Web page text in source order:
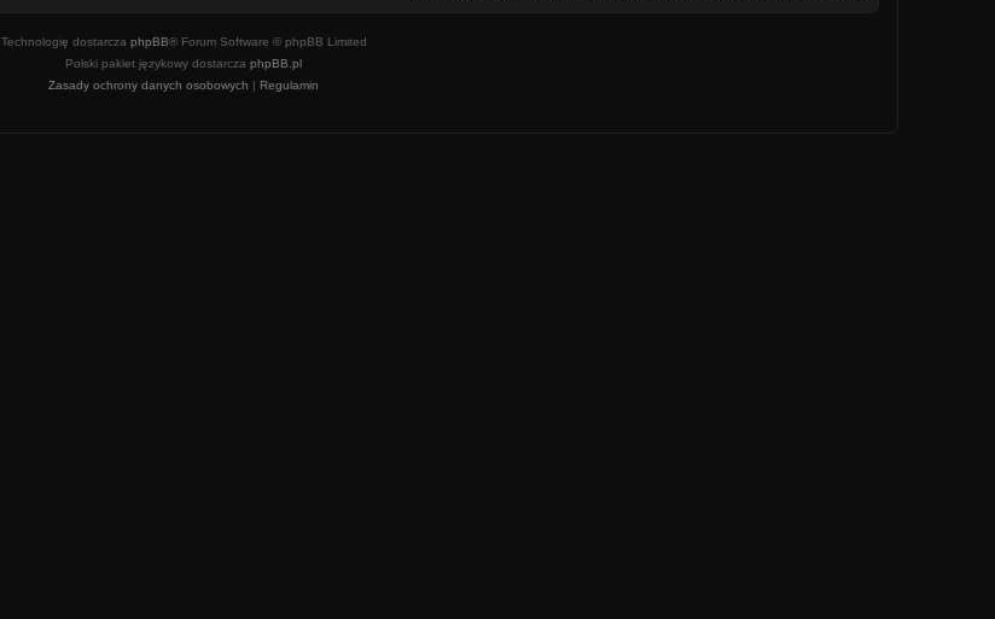
Technologię dostarcza phpBB® Forum Software © phpBB Limited
Polski pakiet językowy dostarcza phpBB.pl
Zasady ochrony danych osobowych | Regulamin